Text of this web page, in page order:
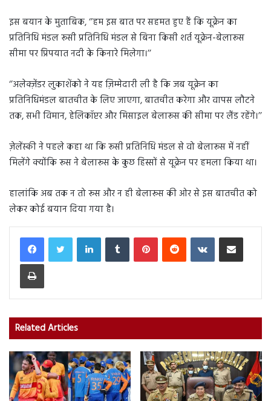
इस बयान के मुताबिक, ‘’हम इस बात पर सहमत हुए हैं कि यूक्रेन का
प्रतिनिधि मंडल रूसी प्रतिनिधि मंडल से बिना किसी शर्त यूक्रेन-बेलारूस
सीमा पर प्रिपयात नदी के किनारे मिलेगा।’’
‘’अलेक्ज़ेंडर लुकाशेंको ने यह ज़िम्मेदारी ली है कि जब यूक्रेन का
प्रतिनिधिमंडल बातचीत के लिए जाएगा, बातचीत करेगा और वापस लौटने
तक, सभी विमान, हेलिकॉप्टर और मिसाइल बेलारूस की सीमा पर लैंड रहेंगे।’’
ज़ेलेंस्की ने पहले कहा था कि रूसी प्रतिनिधि मंडल से वो बेलारूस में नहीं
मिलेंगे क्योंकि रूस ने बेलारूस के कुछ हिस्सों से यूक्रेन पर हमला किया था।
हालांकि अब तक न तो रूस और न ही बेलारूस की ओर से इस बातचीत को
लेकर कोई बयान दिया गया है।
LinkedInTumblr PinterestReddit VKontakteShare via Email
Print
Related Articles